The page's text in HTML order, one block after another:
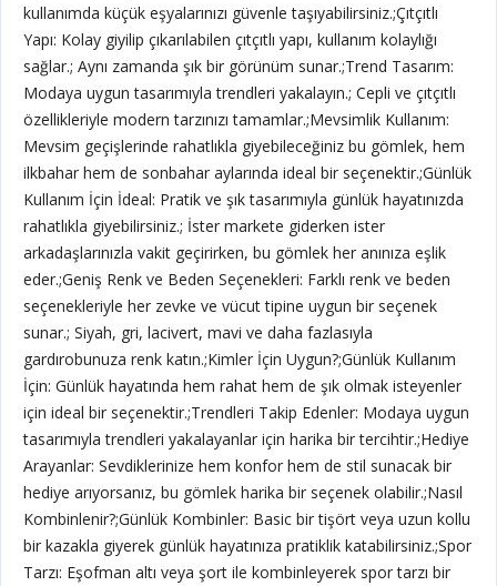
kullanımda küçük eşyalarınızı güvenle taşıyabilirsiniz.;Çıtçıtlı
Yapı: Kolay giyilip çıkarılabilen çıtçıtlı yapı, kullanım kolaylığı
sağlar.; Aynı zamanda şık bir görünüm sunar.;Trend Tasarım:
Modaya uygun tasarımıyla trendleri yakalayın.; Cepli ve çıtçıtlı
özellikleriyle modern tarzınızı tamamlar.;Mevsimlik Kullanım:
Mevsim geçişlerinde rahatlıkla giyebileceğiniz bu gömlek, hem
ilkbahar hem de sonbahar aylarında ideal bir seçenektir.;Günlük
Kullanım İçin İdeal: Pratik ve şık tasarımıyla günlük hayatınızda
rahatlıkla giyebilirsiniz.; İster markete giderken ister
arkadaşlarınızla vakit geçirirken, bu gömlek her anınıza eşlik
eder.;Geniş Renk ve Beden Seçenekleri: Farklı renk ve beden
seçenekleriyle her zevke ve vücut tipine uygun bir seçenek
sunar.; Siyah, gri, lacivert, mavi ve daha fazlasıyla
gardırobunuza renk katın.;Kimler İçin Uygun?;Günlük Kullanım
İçin: Günlük hayatında hem rahat hem de şık olmak isteyenler
için ideal bir seçenektir.;Trendleri Takip Edenler: Modaya uygun
tasarımıyla trendleri yakalayanlar için harika bir tercihtir.;Hediye
Arayanlar: Sevdiklerinize hem konfor hem de stil sunacak bir
hediye arıyorsanız, bu gömlek harika bir seçenek olabilir.;Nasıl
Kombinlenir?;Günlük Kombinler: Basic bir tişört veya uzun kollu
bir kazakla giyerek günlük hayatınıza pratiklik katabilirsiniz.;Spor
Tarzı: Eşofman altı veya şort ile kombinleyerek spor tarzı bir